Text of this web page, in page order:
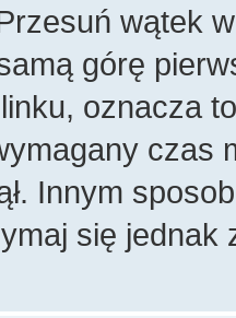
wątek
górę
oznacza
czas
Innym
się jednak